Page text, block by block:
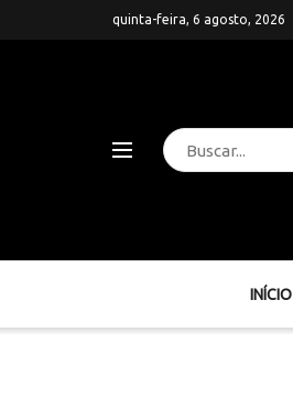
quinta-feira, 6 agosto, 2026
INÍCIO